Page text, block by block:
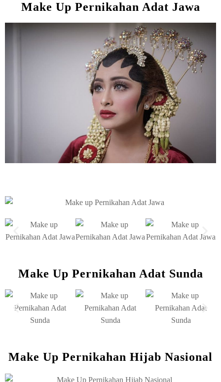
Make Up Pernikahan Adat Jawa
Make Up Pernikahan Adat Sunda
Make Up Pernikahan Hijab Nasional